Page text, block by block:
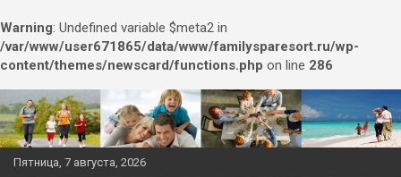
Warning: Undefined variable $meta2 in
/var/www/user671865/data/www/familysparesort.ru/wp-
content/themes/newscard/functions.php on line 286
Перейти
к
содержимому
Пятница, 7 августа, 2026